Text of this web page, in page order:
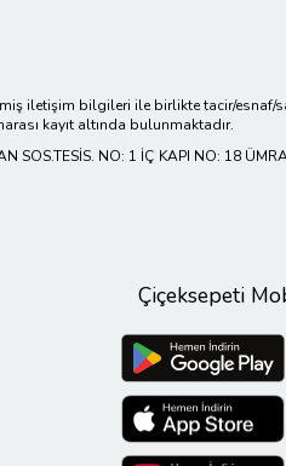
iletişim bilgileri ile birlikte tacir/
kayıt altında bulunmaktadır.
SOS.TESİS. NO: 1 İÇ KAPI NO: 18
Çiçeksepeti